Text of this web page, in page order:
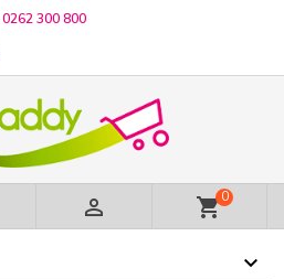
0262 300 800
 shopping_cart0